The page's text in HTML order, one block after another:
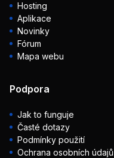
Hosting
Aplikace
Novinky
Fórum
Mapa webu
Podpora
Jak to funguje
Časté dotazy
Podmínky použití
Ochrana osobních údajů